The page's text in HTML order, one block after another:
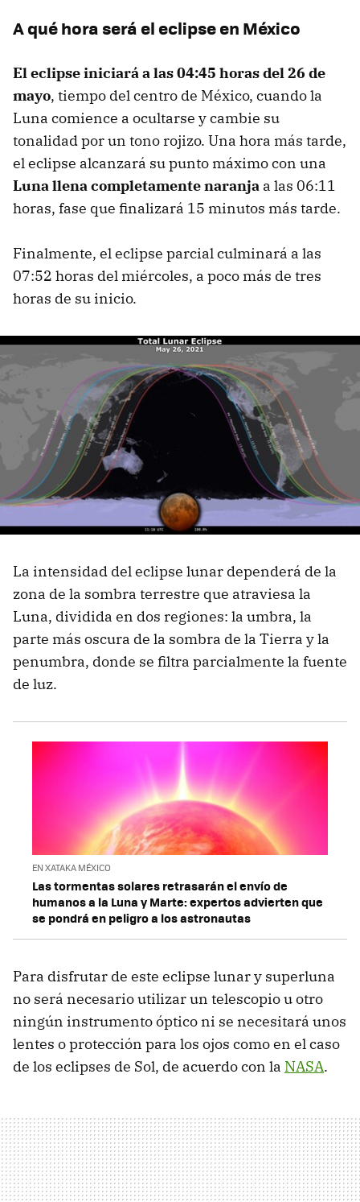
A qué hora será el eclipse en México
El eclipse iniciará a las 04:45 horas del 26 de
mayo, tiempo del centro de México, cuando la
Luna comience a ocultarse y cambie su
tonalidad por un tono rojizo. Una hora más tarde,
el eclipse alcanzará su punto máximo con una
Luna llena completamente naranja a las 06:11
horas, fase que finalizará 15 minutos más tarde.
Finalmente, el eclipse parcial culminará a las
07:52 horas del miércoles, a poco más de tres
horas de su inicio.
La intensidad del eclipse lunar dependerá de la
zona de la sombra terrestre que atraviesa la
Luna, dividida en dos regiones: la umbra, la
parte más oscura de la sombra de la Tierra y la
penumbra, donde se filtra parcialmente la fuente
de luz.
EN XATAKA MÉXICO
Las tormentas solares retrasarán el envío de
humanos a la Luna y Marte: expertos advierten que
se pondrá en peligro a los astronautas
Para disfrutar de este eclipse lunar y superluna
no será necesario utilizar un telescopio u otro
ningún instrumento óptico ni se necesitará unos
lentes o protección para los ojos como en el caso
de los eclipses de Sol, de acuerdo con la NASA.